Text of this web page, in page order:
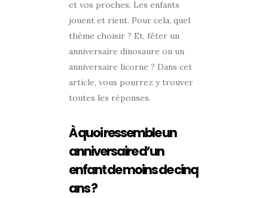
et vos proches. Les enfants
jouent et rient. Pour cela, quel
thème choisir ? Et, fêter un
anniversaire dinosaure ou un
anniversaire licorne ? Dans cet
article, vous pourrez y trouver
toutes les réponses.
À quoi ressemble un
anniversaire d’un
enfant de moins de cinq
ans ?